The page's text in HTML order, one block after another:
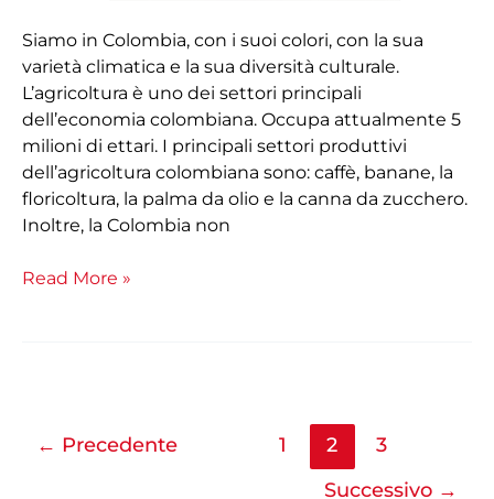
Siamo in Colombia, con i suoi colori, con la sua
varietà climatica e la sua diversità culturale.
L’agricoltura è uno dei settori principali
dell’economia colombiana. Occupa attualmente 5
milioni di ettari. I principali settori produttivi
dell’agricoltura colombiana sono: caffè, banane, la
floricoltura, la palma da olio e la canna da zucchero.
Inoltre, la Colombia non
Read More »
← Precedente 1 2
3
Successivo →